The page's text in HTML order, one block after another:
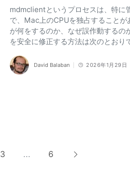
mdmclientというプロセスは、特に
で、Mac上のCPUを独占することが
が何をするのか、なぜ誤作動するの
を安全に修正する方法は次のとおり
David Balaban 2026年1月29日
3 ... 6